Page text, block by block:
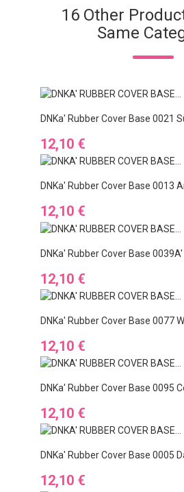
16 Other
Same
DNKa' Rubber Cover Base 0021
Preis
12,10 €
DNKa' Rubber Cover Base 0013
Preis
12,10 €
DNKa' Rubber Cover Base
Preis
12,10 €
DNKa' Rubber Cover Base 0077
Preis
12,10 €
DNKa' Rubber Cover Base 0095
Preis
12,10 €
DNKa' Rubber Cover Base 0005
Preis
12,10 €